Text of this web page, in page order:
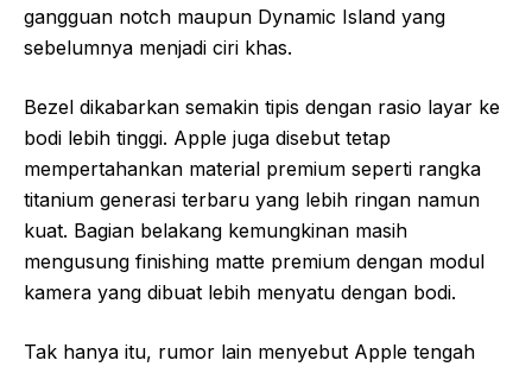
gangguan notch maupun Dynamic Island yang
sebelumnya menjadi ciri khas.
Bezel dikabarkan semakin tipis dengan rasio layar ke
bodi lebih tinggi. Apple juga disebut tetap
mempertahankan material premium seperti rangka
titanium generasi terbaru yang lebih ringan namun
kuat. Bagian belakang kemungkinan masih
mengusung finishing matte premium dengan modul
kamera yang dibuat lebih menyatu dengan bodi.
Tak hanya itu, rumor lain menyebut Apple tengah